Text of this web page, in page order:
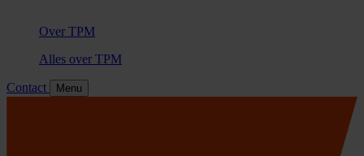
Over TPM
Alles over TPM
Contact Menu